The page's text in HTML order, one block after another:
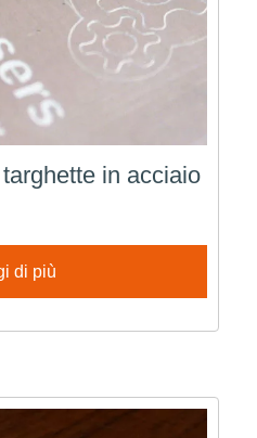
in acciaio
di più